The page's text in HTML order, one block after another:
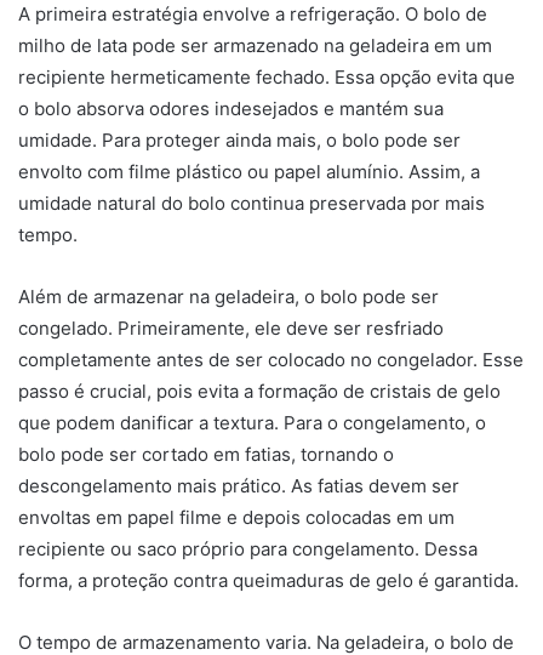
A primeira estratégia envolve a refrigeração. O bolo de
milho de lata pode ser armazenado na geladeira em um
recipiente hermeticamente fechado. Essa opção evita que
o bolo absorva odores indesejados e mantém sua
umidade. Para proteger ainda mais, o bolo pode ser
envolto com filme plástico ou papel alumínio. Assim, a
umidade natural do bolo continua preservada por mais
tempo.
Além de armazenar na geladeira, o bolo pode ser
congelado. Primeiramente, ele deve ser resfriado
completamente antes de ser colocado no congelador. Esse
passo é crucial, pois evita a formação de cristais de gelo
que podem danificar a textura. Para o congelamento, o
bolo pode ser cortado em fatias, tornando o
descongelamento mais prático. As fatias devem ser
envoltas em papel filme e depois colocadas em um
recipiente ou saco próprio para congelamento. Dessa
forma, a proteção contra queimaduras de gelo é garantida.
O tempo de armazenamento varia. Na geladeira, o bolo de